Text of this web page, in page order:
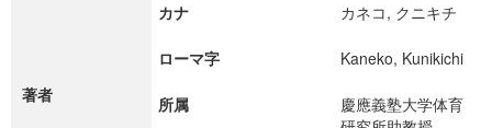
著者
カナ
カネコ, クニキチ
ローマ字 Kaneko, Kunikichi
所属
慶應義塾大学体育